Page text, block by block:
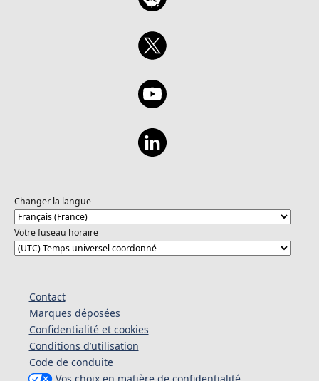
Changer la langue
Votre fuseau horaire
Contact
Marques déposées
Confidentialité et cookies
Conditions d’utilisation
Code de conduite